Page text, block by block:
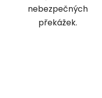
nebezpečných
překážek.